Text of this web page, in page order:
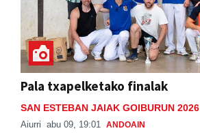
Pala txapelketako finalak
SAN ESTEBAN JAIAK GOIBURUN 2026
Aiurri abu 09, 19:01 ANDOAIN